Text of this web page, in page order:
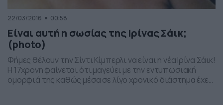
22/03/2016 00:58
Είναι αυτή η σωσίας της Ιρίνας Σάικ;
(photo)
Φήμες θέλουν την Σίντι Κίμπερλι να είναι η νέα Ιρίνα Σάικ!
Η 17χρονη φαίνεται ότι μαγεύει με την εντυπωσιακή
ομορφιά της καθώς μέσα σε λίγο χρονικό διάστημα έχει